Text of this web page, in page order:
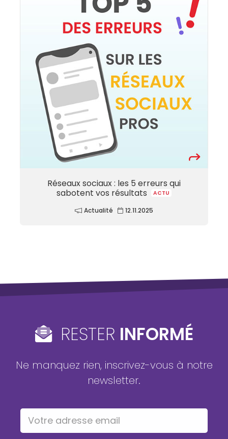
Réseaux sociaux : les 5 erreurs qui
sabotent vos résultats
ACTU
Actualité 12.11.2025
RESTER INFORMÉ
Ne manquez rien, inscrivez-vous à notre
newsletter.
Votre adresse email